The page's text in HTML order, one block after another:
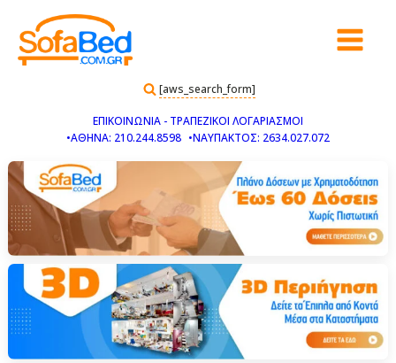
[aws_search_form]
ΕΠΙΚΟΙΝΩΝΙΑ - ΤΡΑΠΕΖΙΚΟΙ ΛΟΓΑΡΙΑΣΜΟΙ
•ΑΘΗΝΑ: 210.244.8598 •ΝΑΥΠΑΚΤΟΣ: 2634.027.072